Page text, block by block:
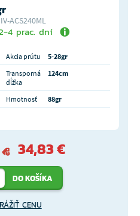
ACS240ML
4 prac. dní
Akcia prútu
5-28gr
Transporná
dĺžka
124cm
Hmotnosť
88gr
34,83 €
DO KOŠÍKA
CENU